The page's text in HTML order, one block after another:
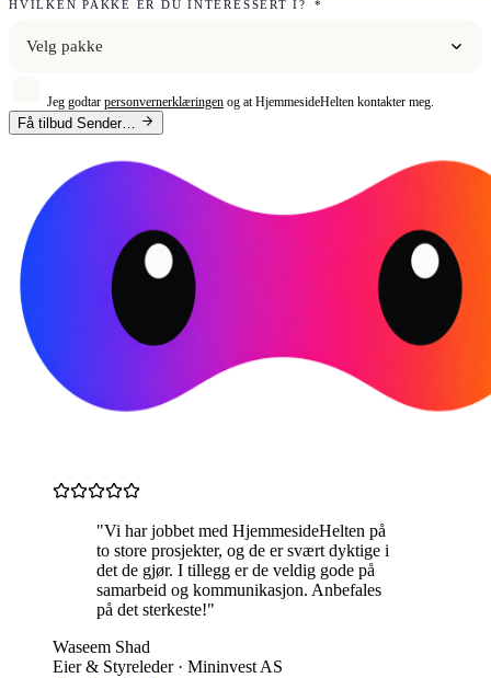
HVILKEN PAKKE ER DU INTERESSERT I? *
Velg pakke
Jeg godtar personvernerklæringen og at HjemmesideHelten kontakter meg.
Få tilbud Sender…
"Vi har jobbet med HjemmesideHelten på
to store prosjekter, og de er svært dyktige i
det de gjør. I tillegg er de veldig gode på
samarbeid og kommunikasjon. Anbefales
på det sterkeste!"
Waseem Shad
Eier & Styreleder · Mininvest AS